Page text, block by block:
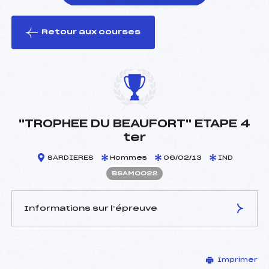
le ski
Retour aux courses
"TROPHEE DU BEAUFORT" ETAPE 4
ter
SARDIERES Hommes 06/02/13 IND
BSAM0022
Informations sur l’épreuve
PERROT FRANCK (SA)
Imprimer